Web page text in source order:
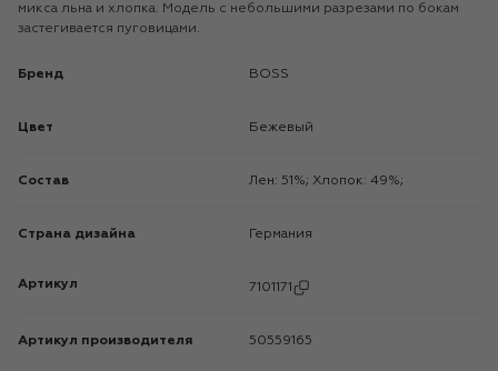
микса льна и хлопка. Модель с небольшими разрезами по бокам
застегивается пуговицами.
Бренд BOSS
Цвет Бежевый
Состав Лен: 51%; Хлопок: 49%;
Страна дизайна Германия
Артикул 7101171
Артикул производителя 50559165